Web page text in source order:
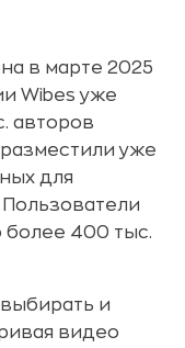
в марте 2025
Wibes уже
авторов
уже
для
более 400 тыс.
и
видео